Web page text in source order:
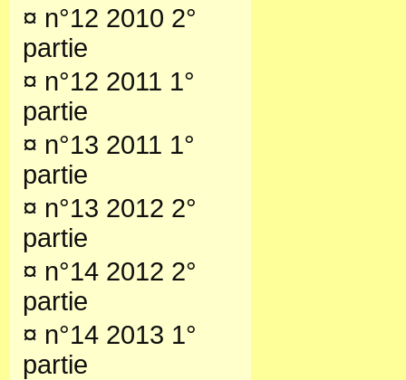
¤ n°12 2010 2°
partie
¤ n°12 2011 1°
partie
¤ n°13 2011 1°
partie
¤ n°13 2012 2°
partie
¤ n°14 2012 2°
partie
¤ n°14 2013 1°
partie